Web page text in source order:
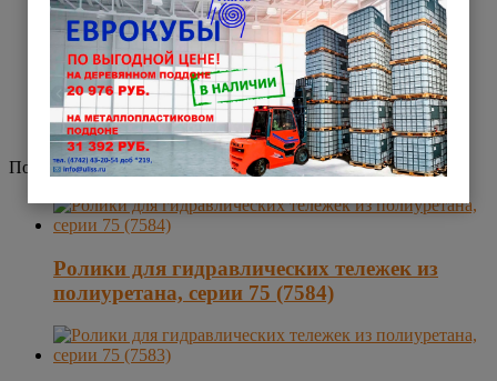
Главная
Товары
Колеса промышленные
Колеса Италия
75 серия
Показ всех — 8 результатов
Ролики для гидравлических тележек из
полиуретана, серии 75 (7584)